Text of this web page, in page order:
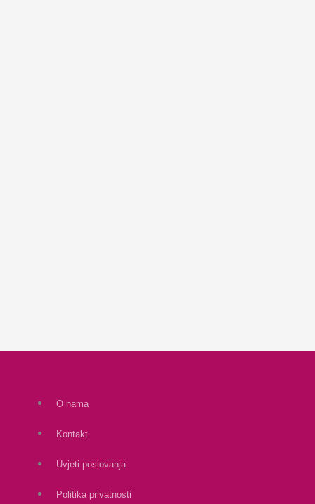
O nama
Kontakt
Uvjeti poslovanja
Politika privatnosti